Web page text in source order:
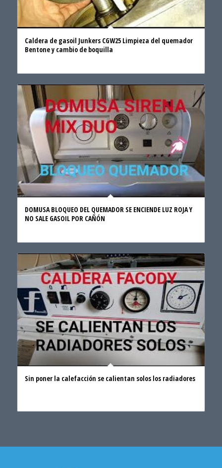
Caldera de gasoil Junkers CGW25 Limpieza del quemador
Bentone y cambio de boquilla
DOMUSA BLOQUEO DEL QUEMADOR SE ENCIENDE LUZ ROJA Y
NO SALE GASOIL POR CAÑÓN
Sin poner la calefacción se calientan solos los radiadores